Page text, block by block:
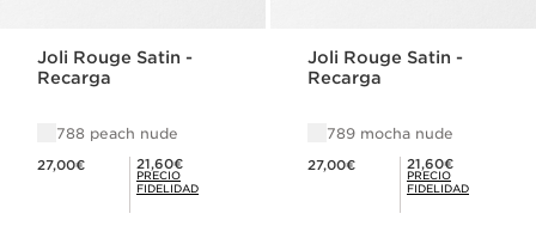
Joli Rouge Satin -
Recarga
788 peach nude
27,00€ Precio Fidelidad 21,60€
21,60€
PRECIO
FIDELIDAD
Joli Rouge Satin -
Recarga
789 mocha nude
27,00€ Precio Fidelidad 21,60€
21,60€
PRECIO
FIDELIDAD